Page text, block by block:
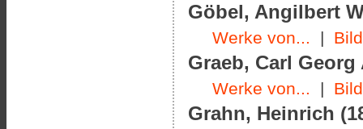
Göbel, Angilbert
Werke von... |
Graeb, Carl Georg
Werke von... |
Grahn, Heinrich